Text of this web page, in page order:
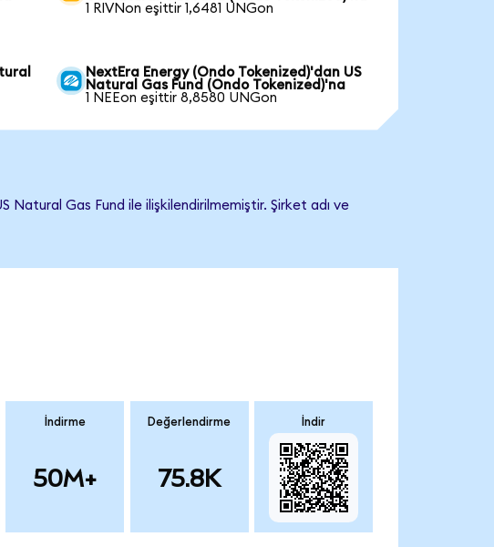
1 RIVNon eşittir 1,6481 UNGon
NextEra Energy (Ondo Tokenized)'dan US
Natural Gas Fund (Ondo Tokenized)'na
1 NEEon eşittir 8,8580 UNGon
Natural Gas Fund ile ilişkilendirilmemiştir. Şirket adı ve
İndirme
50M+
Değerlendirme
75.8K
İndir